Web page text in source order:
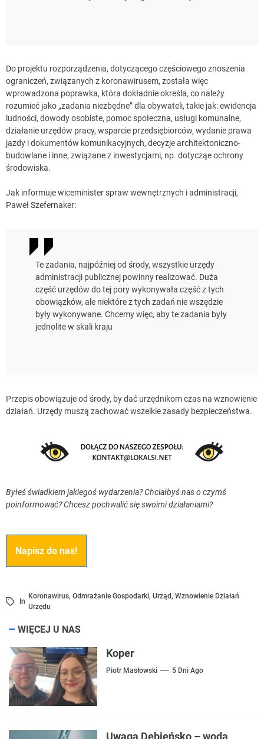
Do projektu rozporządzenia, dotyczącego częściowego znoszenia
ograniczeń, związanych z koronawirusem, została więc
wprowadzona poprawka, która dokładnie określa, co należy
rozumieć jako „zadania niezbędne” dla obywateli, takie jak: ewidencja
ludności, dowody osobiste, pomoc społeczna, usługi komunalne,
działanie urzędów pracy, wsparcie przedsiębiorców, wydanie prawa
jazdy i dokumentów komunikacyjnych, decyzje architektoniczno-
budowlane i inne, związane z inwestycjami, np. dotycząe ochrony
środowiska.
Jak informuje wiceminister spraw wewnętrznych i administracji,
Paweł Szefernaker:
Te zadania, najpóźniej od środy, wszystkie urzędy
administracji publicznej powinny realizować. Duża
część urzędów do tej pory wykonywała część z tych
obowiązków, ale niektóre z tych zadań nie wszędzie
były wykonywane. Chcemy więc, aby te zadania były
jednolite w skali kraju
Przepis obowiązuje od środy, by dać urzędnikom czas na wznowienie
działań. Urzędy muszą zachować wszelkie zasady bezpieczeństwa.
Byłeś świadkiem jakiegoś wydarzenia? Chciałbyś nas o czymś
poinformować? Chcesz pochwalić się swoimi działaniami?
Napisz do nas!
In
Koronawirus, Odmrażanie Gospodarki, Urząd, Wznowienie Działań
Urzędu
WIĘCEJ U NAS
Koper
Piotr Masłowski 5 Dni Ago
Uwaga Dębieńsko – woda